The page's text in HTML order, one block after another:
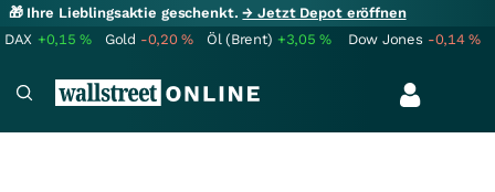
🎁 Ihre Lieblingsaktie geschenkt.→ Jetzt Depot eröffnen
DAX +0,15% Gold -0,20% Öl (Brent) +3,05% Dow Jones -0,14%